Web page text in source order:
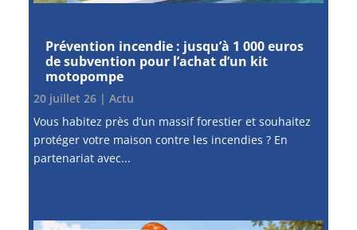
Prévention incendie : jusqu’à 1 000 euros
de subvention pour l’achat d’un kit
motopompe
20 juillet 26| Actu
Vous habitez près d’un massif forestier et souhaitez
protéger votre maison contre les incendies ? En
partenariat avec...